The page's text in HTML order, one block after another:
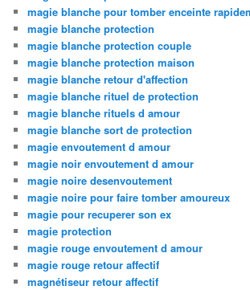
magie blanche pour tomber enceinte
magie blanche protection
magie blanche protection couple
magie blanche protection maison
magie blanche retour d'affection
magie blanche rituel de protection
magie blanche rituels d amour
magie blanche sort de protection
magie envoutement d amour
magie noir envoutement d amour
magie noire desenvoutement
magie noire pour faire tomber amoureux
magie pour recuperer son ex
magie protection
magie rouge envoutement d amour
magie rouge retour affectif
magnétiseur retour affectif